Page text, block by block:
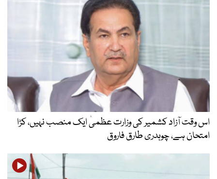
اس وقت آزاد کشمیر کی وزارت عظمیٰ ایک منصب نہیں، کڑا
امتحان ہے، چوہدری طارق فاروق